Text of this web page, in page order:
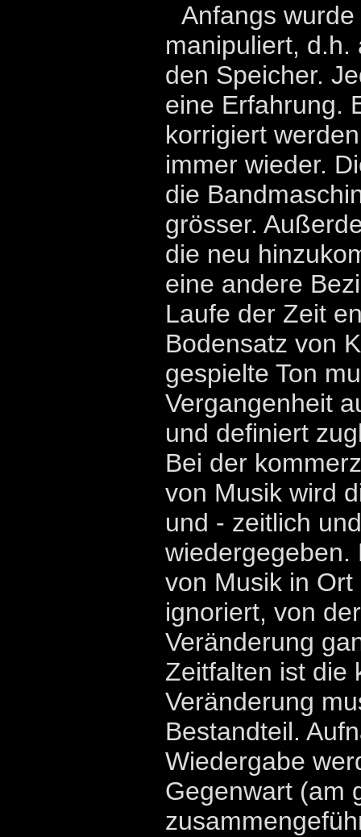
Anfangs
manipuliert, d.h.
den Speicher.
eine Erfahrung.
korrigiert
immer wieder.
die
grösser.
die neu
eine andere
Laufe der Zeit
Bodensatz von
gespielte Ton
Vergangenheit
und definiert
Bei der
von Musik wird
und - zeitlich
wiedergegeben.
von Musik in
ignoriert, von
Veränderung
Zeitfalten ist die
Veränderung
Bestandteil.
Wiedergabe
Gegenwart (am